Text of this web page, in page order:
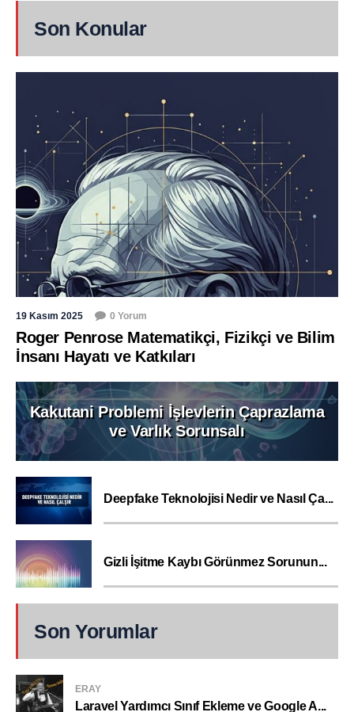
Son Konular
19 Kasım 2025 0 Yorum
Roger Penrose Matematikçi, Fizikçi ve Bilim
İnsanı Hayatı ve Katkıları
Kakutani Problemi İşlevlerin Çaprazlama
ve Varlık Sorunsalı
Deepfake Teknolojisi Nedir ve Nasıl Ça...
Gizli İşitme Kaybı Görünmez Sorunun...
Son Yorumlar
ERAY
Laravel Yardımcı Sınıf Ekleme ve Google A...